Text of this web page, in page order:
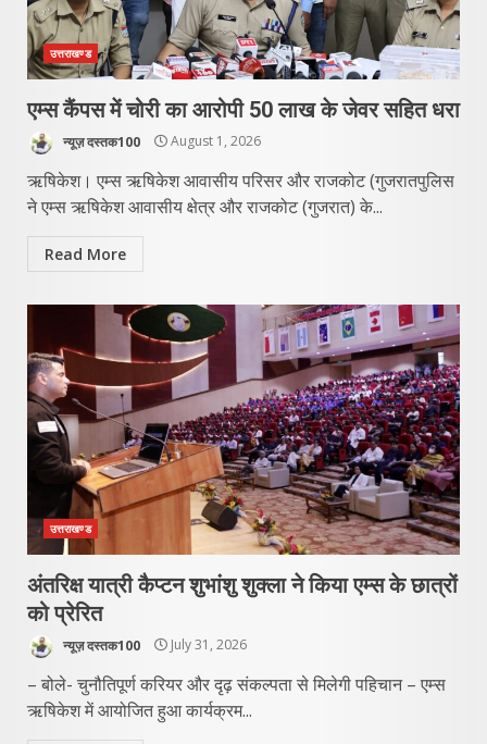
उत्तराखण्ड
एम्स कैंपस में चोरी का आरोपी 50 लाख के जेवर सहित धरा
न्यूज़ दस्तक100 August 1, 2026
ऋषिकेश। एम्स ऋषिकेश आवासीय परिसर और राजकोट (गुजरातपुलिस
ने एम्स ऋषिकेश आवासीय क्षेत्र और राजकोट (गुजरात) के...
Read More
उत्तराखण्ड
अंतरिक्ष यात्री कैप्टन शुभांशु शुक्ला ने किया एम्स के छात्रों
को प्रेरित
न्यूज़ दस्तक100 July 31, 2026
– बोले- चुनौतिपूर्ण करियर और दृढ़ संकल्पता से मिलेगी पहिचान – एम्स
ऋषिकेश में आयोजित हुआ कार्यक्रम...